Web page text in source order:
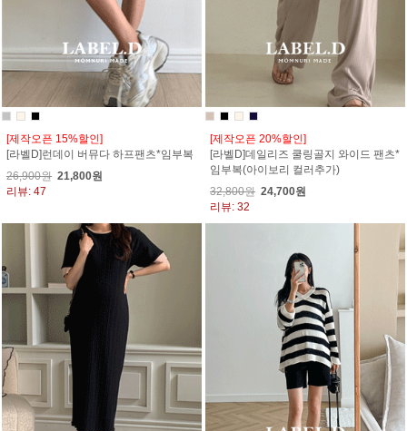
[제작오픈 15%할인]
[라벨D]런데이 버뮤다 하프팬츠*임부복
26,900원 21,800원
리뷰: 47
[제작오픈 20%할인]
[라벨D]데일리즈 쿨링골지 와이드 팬츠*
임부복(아이보리 컬러추가)
32,800원 24,700원
리뷰: 32